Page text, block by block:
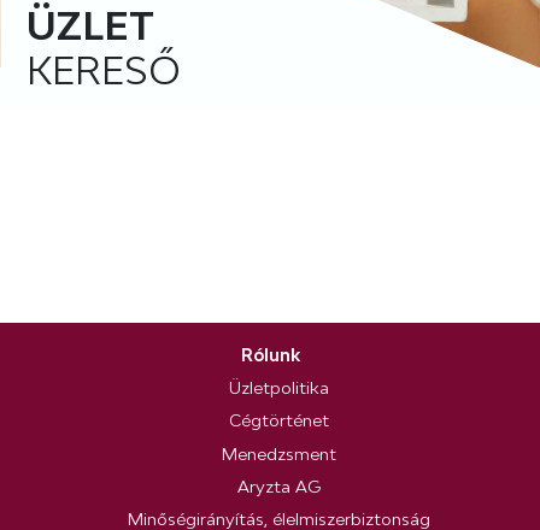
ÜZLET
KERESŐ
Rólunk
Üzletpolitika
Cégtörténet
Menedzsment
Aryzta AG
Minőségirányítás, élelmiszerbiztonság